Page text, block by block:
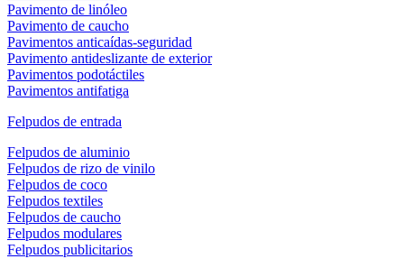
Pavimento de linóleo
Pavimento de caucho
Pavimentos anticaídas-seguridad
Pavimento antideslizante de exterior
Pavimentos podotáctiles
Pavimentos antifatiga
Felpudos de entrada
Felpudos de aluminio
Felpudos de rizo de vinilo
Felpudos de coco
Felpudos textiles
Felpudos de caucho
Felpudos modulares
Felpudos publicitarios